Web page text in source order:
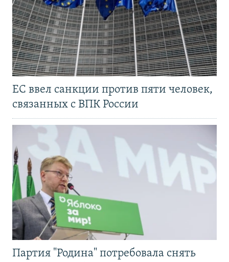
ЕС ввел санкции против пяти человек,
связанных с ВПК России
Партия "Родина" потребовала снять